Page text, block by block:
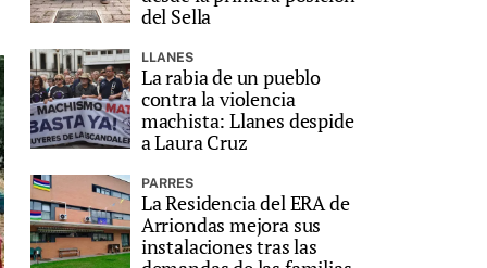
del Sella
LLANES
La rabia de un pueblo
contra la violencia
machista: Llanes despide
a Laura Cruz
PARRES
La Residencia del ERA de
Arriondas mejora sus
instalaciones tras las